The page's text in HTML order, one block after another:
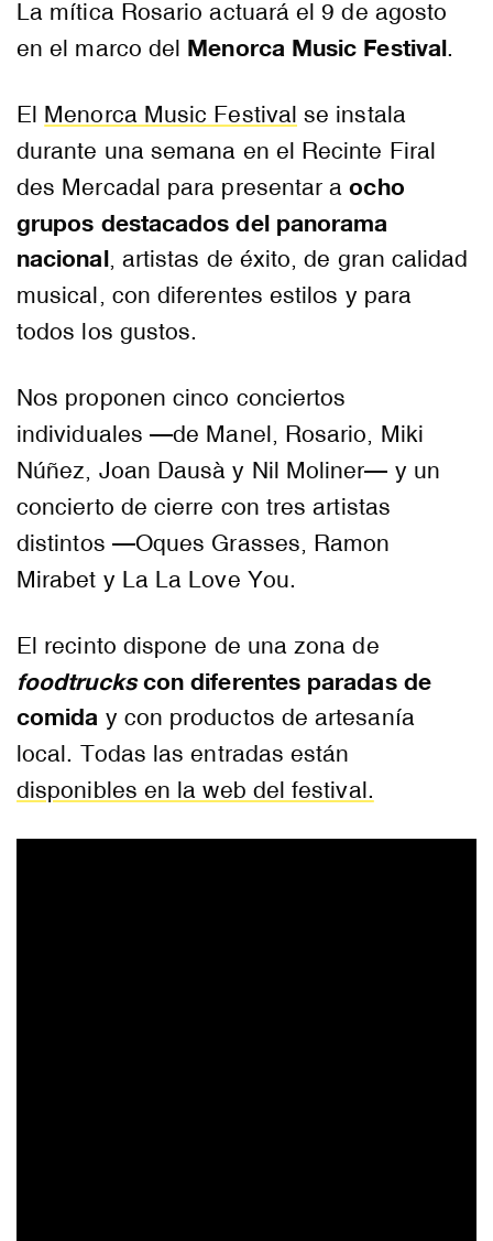
La mítica Rosario actuará el 9 de agosto
en el marco del Menorca Music Festival.
El Menorca Music Festival se instala
durante una semana en el Recinte Firal
des Mercadal para presentar aocho
grupos destacados del panorama
nacional, artistas de éxito, de gran calidad
musical, con diferentes estilos y para
todos los gustos.
Nos proponen cinco conciertos
individuales —de Manel, Rosario, Miki
Núñez, Joan Dausà y Nil Moliner— y un
concierto de cierre con tres artistas
distintos —Oques Grasses, Ramon
Mirabet y La La Love You.
El recinto dispone de una zona de
foodtruckscon diferentes paradas de
comida y con productos de artesanía
local. Todas las entradas están
disponibles en la web del festival.